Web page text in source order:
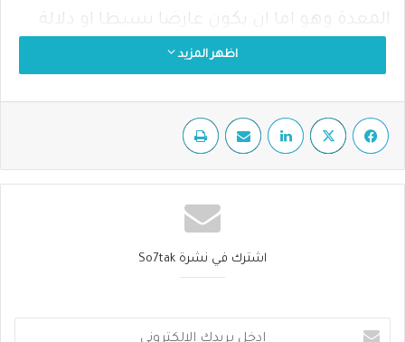
المعدة وهو اما ان يكون عارضا بسيطا او دلالة
على وجود حالة مرضية تستدعي التدخل الطبي.
إصابة الجهاز الهضمي بفيروس أو بكتيريا
تؤدي إلى خلل بالجهاز الهضمي.
حالات التسمم الغذائي أو الدوائي التي تعتبر
من أكثر العوامل المؤدية للغثيان.
تناول أدوية معينة لا تتوافق مع طبيعة جسم
اظهر المزيد
فيسبوك لينكدإن مشاركة عبر البريد
اشترك في نشرة So7tak